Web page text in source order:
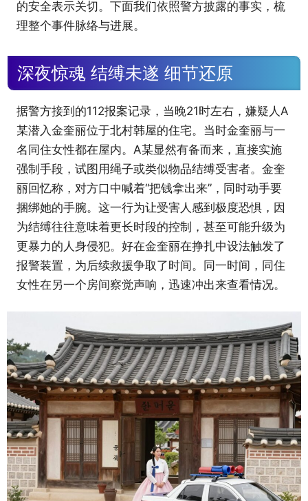
的安全表示关切。下面我们依照警方披露的事实，梳
理整个事件脉络与进展。
深夜惊魂 结缚未遂 细节还原
据警方接到的112报案记录，当晚21时左右，嫌疑人A
某潜入金奎丽位于北村韩屋的住宅。当时金奎丽与一
名同住女性都在屋内。A某显然有备而来，直接实施
强制手段，试图用绳子或类似物品结缚受害者。金奎
丽回忆称，对方口中喊着“把钱拿出来”，同时动手要
捆绑她的手腕。这一行为让受害人感到极度恐惧，因
为结缚往往意味着更长时段的控制，甚至可能升级为
更暴力的人身侵犯。好在金奎丽在挣扎中设法触发了
报警装置，为后续救援争取了时间。同一时间，同住
女性在另一个房间察觉声响，迅速冲出来查看情况。